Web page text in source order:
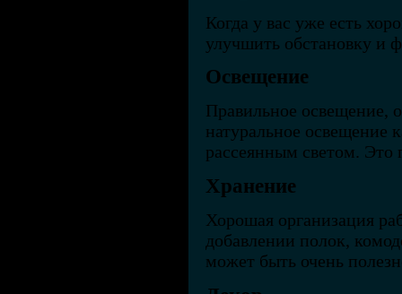
Когда у вас уже есть
улучшить обстановку и
Освещение
Правильное освещение,
натуральное освещение
рассеянным светом. Это
Хранение
Хорошая организация
добавлении полок,
может быть очень